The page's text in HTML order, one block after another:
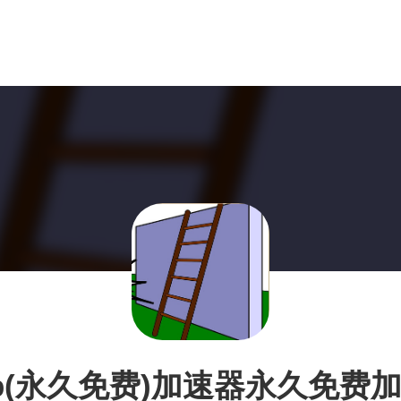
永久免费)加速器永久免费